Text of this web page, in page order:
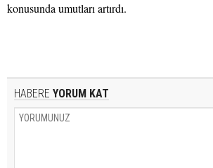
konusunda umutları artırdı.
HABERE YORUM KAT